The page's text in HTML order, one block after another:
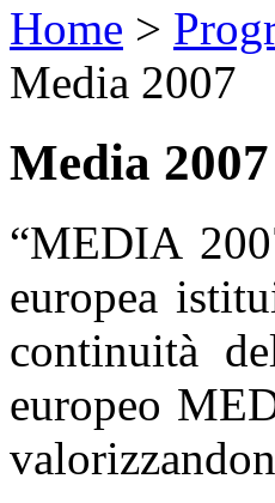
Home >
Media 2007
Media 2007
“MEDIA
europea
continuità
europeo